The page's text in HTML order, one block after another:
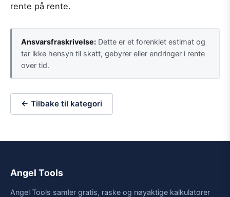
rente på rente.
Ansvarsfraskrivelse: Dette er et forenklet estimat og
tar ikke hensyn til skatt, gebyrer eller endringer i rente
over tid.
← Tilbake til kategori
Angel Tools
Angel Tools samler gratis, raske og nøyaktige kalkulatorer